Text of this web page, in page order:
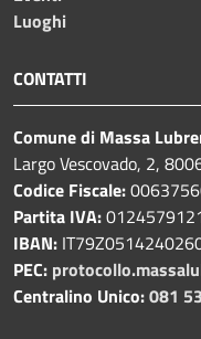
Luoghi
CONTATTI
Comune di Massa
Largo Vescovado, 2,
Codice Fiscale:
Partita IVA:
IBAN:
PEC:
Centralino Unico:081